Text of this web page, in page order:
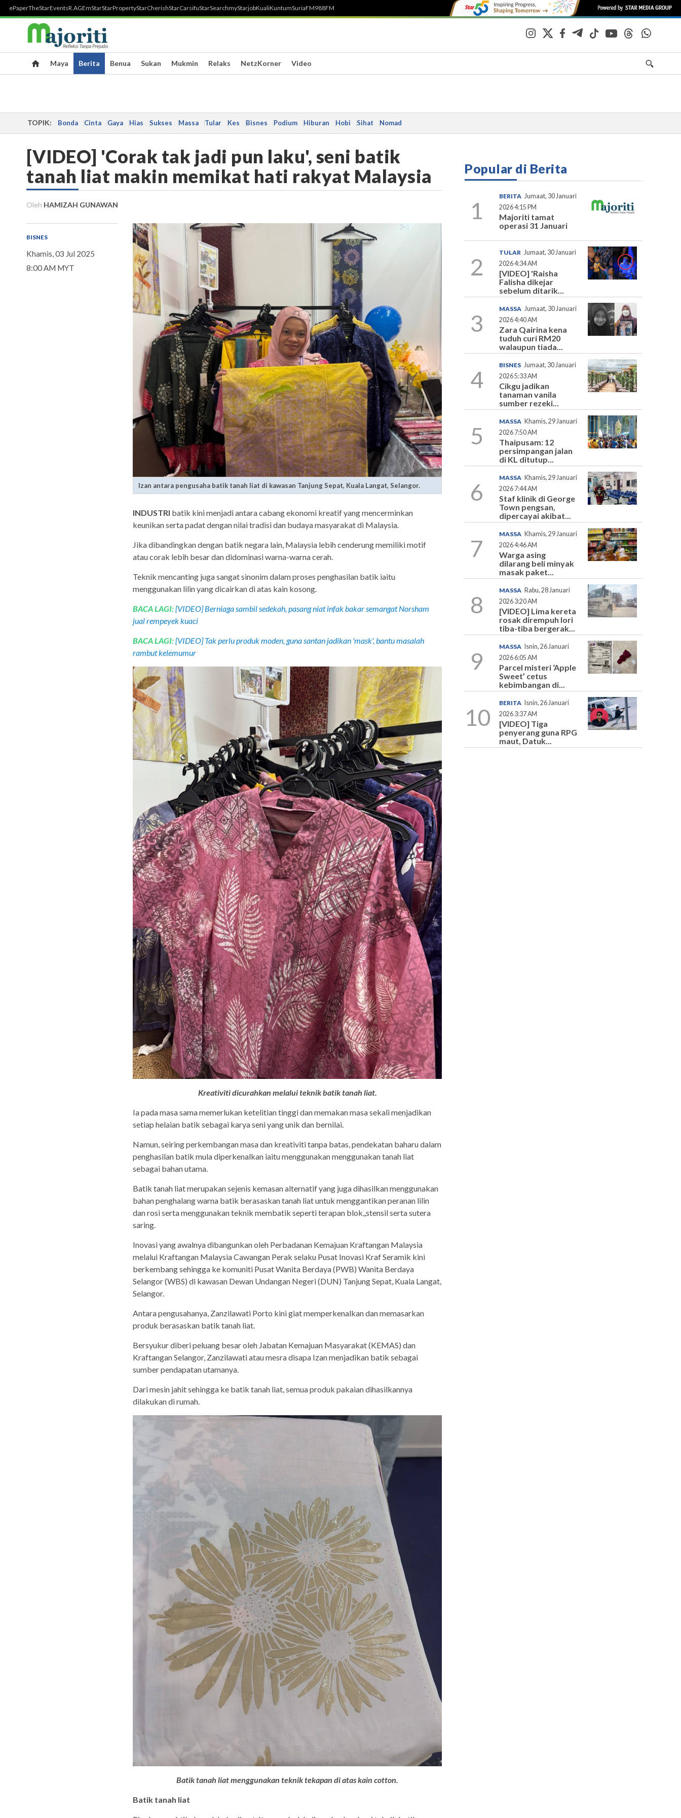
ePaperTheStarEventsR.AGEmStarStarPropertyStarCherishStarCarsifuStarSearchmyStarjobKualiKuntumSuriaFM988FM
Maya Berita Benua Sukan Mukmin Relaks NetzKorner Video
TOPIK: Bonda Cinta Gaya Hias Sukses Massa Tular Kes Bisnes Podium Hiburan Hobi Sihat Nomad
[VIDEO] 'Corak tak jadi pun laku', seni batik
tanah liat makin memikat hati rakyat Malaysia
Oleh HAMIZAH GUNAWAN
BISNES
Khamis, 03 Jul 2025
8:00 AM MYT
Izan antara pengusaha batik tanah liat di kawasan Tanjung Sepat, Kuala Langat, Selangor.
INDUSTRI batik kini menjadi antara cabang ekonomi kreatif yang mencerminkan
keunikan serta padat dengan nilai tradisi dan budaya masyarakat di Malaysia.
Jika dibandingkan dengan batik negara lain, Malaysia lebih cenderung memiliki motif
atau corak lebih besar dan didominasi warna-warna cerah.
Teknik mencanting juga sangat sinonim dalam proses penghasilan batik iaitu
menggunakan lilin yang dicairkan di atas kain kosong.
BACA LAGI:[VIDEO] Berniaga sambil sedekah, pasang niat infak bakar semangat Norsham
jual rempeyek kuaci
BACA LAGI:[VIDEO] Tak perlu produk moden, guna santan jadikan 'mask', bantu masalah
rambut kelemumur
Kreativiti dicurahkan melalui teknik batik tanah liat.
Ia pada masa sama memerlukan ketelitian tinggi dan memakan masa sekali menjadikan
setiap helaian batik sebagai karya seni yang unik dan bernilai.
Namun, seiring perkembangan masa dan kreativiti tanpa batas, pendekatan baharu dalam
penghasilan batik mula diperkenalkan iaitu menggunakan menggunakan tanah liat
sebagai bahan utama.
Batik tanah liat merupakan sejenis kemasan alternatif yang juga dihasilkan menggunakan
bahan penghalang warna batik berasaskan tanah liat untuk menggantikan peranan lilin
dan rosi serta menggunakan teknik membatik seperti terapan blok,,stensil serta sutera
saring.
Inovasi yang awalnya dibangunkan oleh Perbadanan Kemajuan Kraftangan Malaysia
melalui Kraftangan Malaysia Cawangan Perak selaku Pusat Inovasi Kraf Seramik kini
berkembang sehingga ke komuniti Pusat Wanita Berdaya (PWB) Wanita Berdaya
Selangor (WBS) di kawasan Dewan Undangan Negeri (DUN) Tanjung Sepat, Kuala Langat,
Selangor.
Antara pengusahanya, Zanzilawati Porto kini giat memperkenalkan dan memasarkan
produk berasaskan batik tanah liat.
Bersyukur diberi peluang besar oleh Jabatan Kemajuan Masyarakat (KEMAS) dan
Kraftangan Selangor, Zanzilawati atau mesra disapa Izan menjadikan batik sebagai
sumber pendapatan utamanya.
Dari mesin jahit sehingga ke batik tanah liat, semua produk pakaian dihasilkannya
dilakukan di rumah.
Batik tanah liat menggunakan teknik tekapan di atas kain cotton.
Batik tanah liat
Popular di Berita
1
BERITA Jumaat, 30 Januari
2026 4:15 PM
Majoriti tamat
operasi 31 Januari
2
TULAR Jumaat, 30 Januari
2026 4:34 AM
[VIDEO] 'Raisha
Falisha dikejar
sebelum ditarik...
3
MASSA Jumaat, 30 Januari
2026 4:40 AM
Zara Qairina kena
tuduh curi RM20
walaupun tiada...
4
BISNES Jumaat, 30 Januari
2026 5:33 AM
Cikgu jadikan
tanaman vanila
sumber rezeki...
5
MASSA Khamis, 29 Januari
2026 7:50 AM
Thaipusam: 12
persimpangan jalan
di KL ditutup...
6
MASSA Khamis, 29 Januari
2026 7:44 AM
Staf klinik di George
Town pengsan,
dipercayai akibat...
7
MASSA Khamis, 29 Januari
2026 4:46 AM
Warga asing
dilarang beli minyak
masak paket...
8
MASSA Rabu, 28 Januari
2026 3:20 AM
[VIDEO] Lima kereta
rosak dirempuh lori
tiba-tiba bergerak...
9
MASSA
Isnin, 26 Januari
2026 6:05 AM
Parcel misteri ‘Apple
Sweet’ cetus
kebimbangan di...
10
BERITA
Isnin, 26 Januari
2026 3:37 AM
[VIDEO] Tiga
penyerang guna RPG
maut, Datuk...